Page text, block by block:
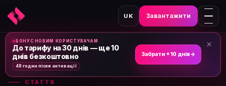
UK Завантажити
Головна›Новини та статті›
СТАТТЯ
БОНУС НОВИМ КОРИСТУВАЧАМ
До тарифу на 30 днів — ще 10
днів безкоштовно
48 годин після активації
Забрати +10 днів→
×